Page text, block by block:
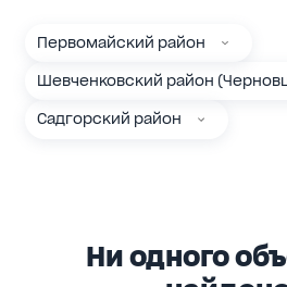
Первомайский район
Шевченковский район
Садгорский район
Ни одного